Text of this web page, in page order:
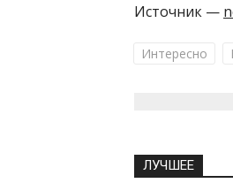
Источник —
Интересно
ЛУЧШЕЕ